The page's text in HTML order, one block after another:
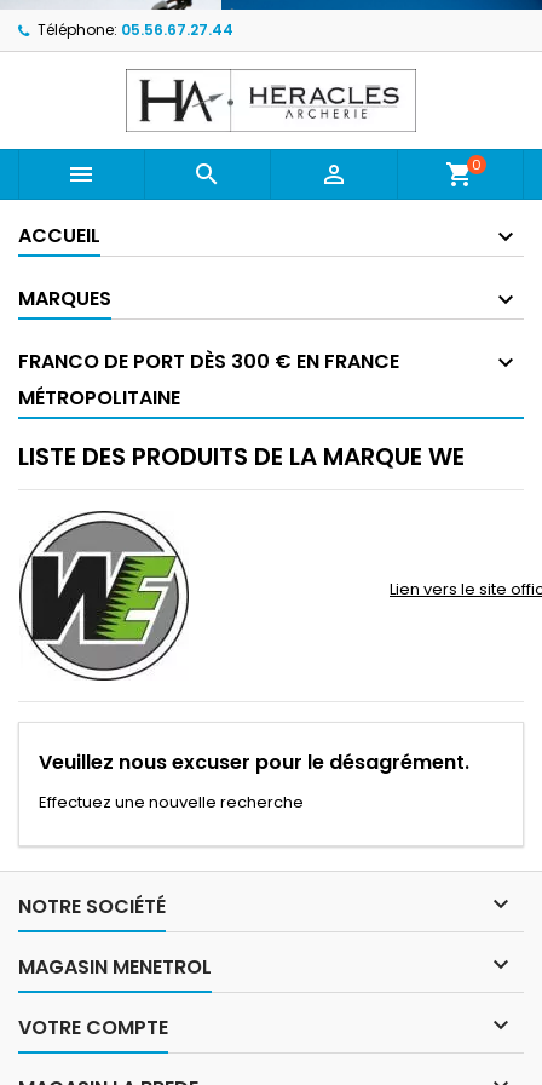
Téléphone: 05.56.67.27.44
   shopping_cart0
ACCUEIL
MARQUES
FRANCO DE PORT DÈS 300 € EN FRANCE
MÉTROPOLITAINE
LISTE DES PRODUITS DE LA MARQUE WE
Lien vers le site
Veuillez nous excuser pour le désagrément.
Effectuez une nouvelle recherche
NOTRE SOCIÉTÉ 
MAGASIN MENETROL 
VOTRE COMPTE 